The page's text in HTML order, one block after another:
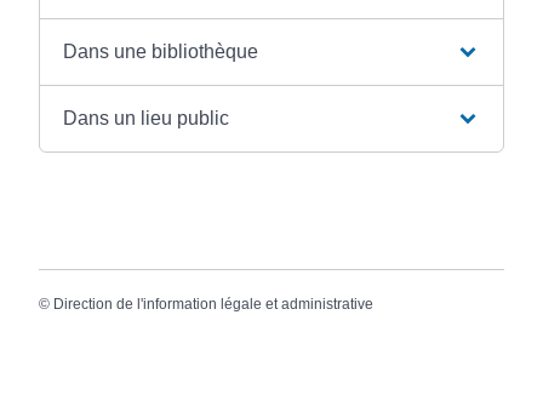
Dans une bibliothèque
Dans un lieu public
© Direction de l'information légale et administrative